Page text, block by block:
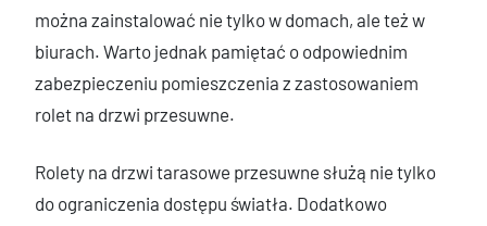
można zainstalować nie tylko w domach, ale też w
biurach. Warto jednak pamiętać o odpowiednim
zabezpieczeniu pomieszczenia z zastosowaniem
rolet na drzwi przesuwne.
Rolety na drzwi tarasowe przesuwne służą nie tylko
do ograniczenia dostępu światła. Dodatkowo